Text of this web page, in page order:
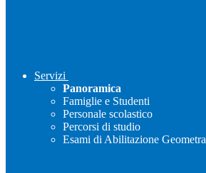
Servizi
Panoramica
Famiglie e Studenti
Personale scolastico
Percorsi di studio
Esami di Abilitazione Geometra